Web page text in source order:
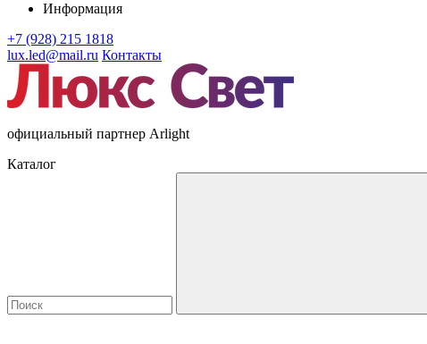
Информация
+7 (928) 215 1818
lux.led@mail.ru Контакты
официальный партнер Arlight
Каталог